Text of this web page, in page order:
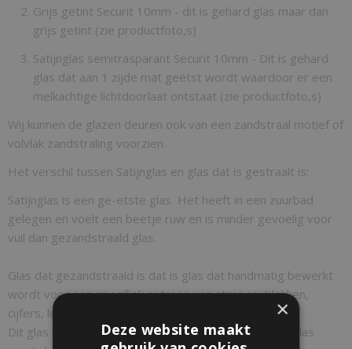
Grijs getint Securit 10mm - dit is gehard glas maar dan
grijs getint (zie productfoto,s)
Satijnglas semitrasparant Securit 10mm - Dit is gehard
glas dat aan 1 zijde mat geëtst wordt waardoor er een
melkachtige lichtdoorlaat ontstaat (zie productfoto,s)
Wij kunnen de glazen deuren ook van een zandstraal motief of
volvlak zandstraling voorzien.
Het verschil tussen Satijnglas en glas dat is gestraalt is:
Satijnglas is een ge-etste glas Het heeft in een zuurbad
gelegen en voelt een beetje ruw en is minder gevoelig voor
vuil dan gezandstraald glas.
Glas dat gezandstraald is dat is glas dat handmatig bewerkt
wordt voor een specifiek patroon van strepen, blokken,
cijfers, letters, figuur of een logo.
Dit glas is gevoeliger voor vuil. Schoonmaken van dit glas
×
Deze website maakt